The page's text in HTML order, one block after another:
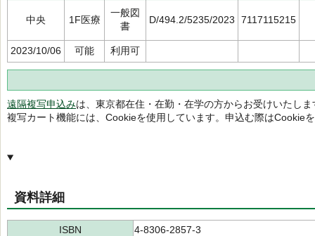
中央 1F医療
一般図
書
D/494.2/5235/2023 7117115215
2023/10/06 可能 利用可
遠隔複写申込みは、東京都在住・在勤・在学の方からお受けいたしま
複写カート機能には、Cookieを使用しています。申込む際はCookie
資料詳細
ISBN
4-8306-2857-3